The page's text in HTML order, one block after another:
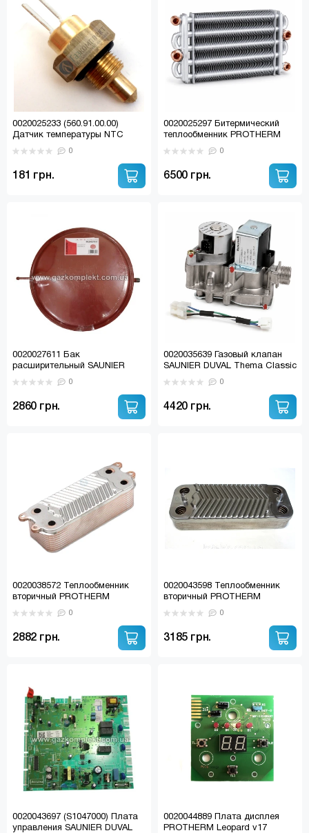
0020025233 (560.91.00.00)
Датчик температуры NTC
PROTHERM; TERMET; E.C.A
0
181 грн.
0020025297 Битермический
теплообменник PROTHERM
Леопард 24, Рысь 24
0
6500 грн.
0020027611 Бак
расширительный SAUNIER
DUVAL / RENOVA STAR /
PROTHERM (5л.) (S10050)
0
2860 грн.
0020035639 Газовый клапан
SAUNIER DUVAL Thema Classic
/ PROTHERM Леопард V17,
Rys V17, Tiger V17 (S10714)
0
4420 грн.
0020038572 Теплообменник
вторичный PROTHERM
Пантера, Гепард V19, VAILLANT
TEC pro, plus, R1, Eco TEC Pro,
0
2882 грн.
0020043598 Теплообменник
вторичный PROTHERM
Пантера 24 V15, V17
0
3185 грн.
0020043697 (S1047000) Плата
управления SAUNIER DUVAL
0020044889 Плата дисплея
PROTHERM Leopard v17